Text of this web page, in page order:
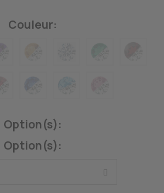
Couleur:
Option(s):
Option(s):